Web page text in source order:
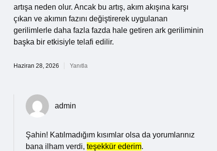
artışa neden olur. Ancak bu artış, akım akışına karşı
çıkan ve akımın fazını değiştirerek uygulanan
gerilimlerle daha fazla fazda hale getiren ark geriliminin
başka bir etkisiyle telafi edilir.
Haziran 28, 2026 Yanıtla
admin
Şahin! Katılmadığım kısımlar olsa da yorumlarınız
bana ilham verdi, teşekkür ederim.